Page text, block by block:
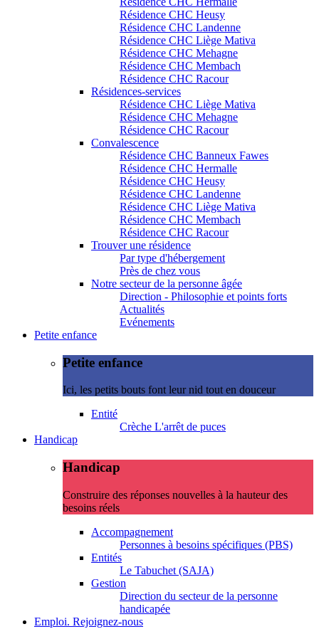
Résidence CHC Heusy
Résidence CHC Landenne
Résidence CHC Liège Mativa
Résidence CHC Mehagne
Résidence CHC Membach
Résidence CHC Racour
Résidences-services
Résidence CHC Liège Mativa
Résidence CHC Mehagne
Résidence CHC Racour
Convalescence
Résidence CHC Banneux Fawes
Résidence CHC Hermalle
Résidence CHC Heusy
Résidence CHC Landenne
Résidence CHC Liège Mativa
Résidence CHC Membach
Résidence CHC Racour
Trouver une résidence
Par type d'hébergement
Près de chez vous
Notre secteur de la personne âgée
Direction - Philosophie et points forts
Actualités
Evénements
Petite enfance
Petite enfance
Ici, les petits bouts font leur nid tout en douceur
Entité
Crèche L'arrêt de puces
Handicap
Handicap
Construire des réponses nouvelles à la hauteur des
besoins réels
Accompagnement
Personnes à besoins spécifiques (PBS)
Entités
Le Tabuchet (SAJA)
Gestion
Direction du secteur de la personne
handicapée
Emploi. Rejoignez-nous